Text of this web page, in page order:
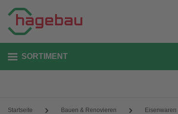
SORTIMENT
Startseite Bauen & Renovieren Eisenwaren